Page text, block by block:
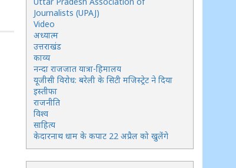
Journalists (UPAJ)
Video
अध्यात्म
उत्तराखंड
काव्य
नन्दा राजजात यात्रा-हिमालय
यूजीसी विरोध: बरेली के सिटी मजिस्ट्रेट ने दिया
इस्तीफा
राजनीति
विश्व
साहित्य
केदारनाथ धाम के कपाट 22 अप्रैल को खुलेंगे